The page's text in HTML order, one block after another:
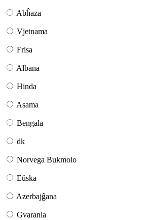
Abĥaza
Vjetnama
Frisa
Albana
Hinda
Asama
Bengala
dk
Norvega Bukmolo
Eŭska
Azerbajĝana
Gvarania